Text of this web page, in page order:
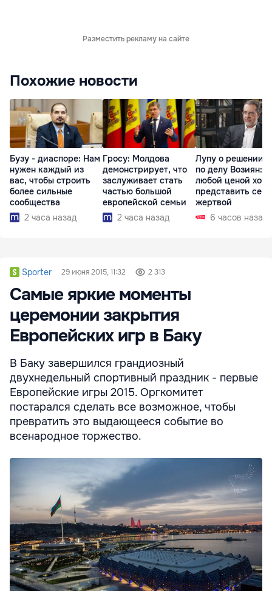
Разместить рекламу на сайте
Похожие новости
Бузу - диаспоре: Нам
нужен каждый из
вас, чтобы строить
более сильные
сообщества
2 часа назад
Гросу: Молдова
демонстрирует, что
заслуживает стать
частью большой
европейской семьи
2 часа назад
Лупу о решении
по делу Возиян:
любой ценой
представить себя
жертвой
6 часов назад
Sporter 29 июня 2015, 11:32 2 313
Самые яркие моменты
церемонии закрытия
Европейских игр в Баку
В Баку завершился грандиозный
двухнедельный спортивный праздник - первые
Европейские игры 2015. Оргкомитет
постарался сделать все возможное, чтобы
превратить это выдающееся событие во
всенародное торжество.